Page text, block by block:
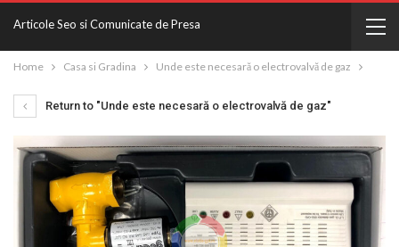
Articole Seo si Comunicate de Presa
Home Casa si Gradina Unde este necesară o electrovalvă de gaz
Return to "Unde este necesară o electrovalvă de gaz"